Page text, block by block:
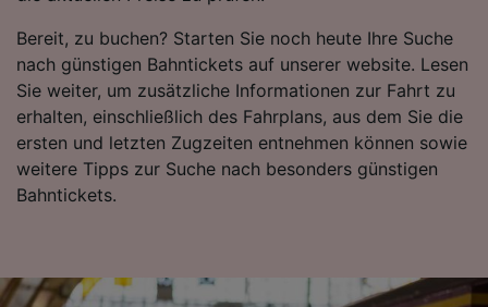
Bereit, zu buchen? Starten Sie noch heute Ihre Suche
nach günstigen Bahntickets auf unserer website. Lesen
Sie weiter, um zusätzliche Informationen zur Fahrt zu
erhalten, einschließlich des Fahrplans, aus dem Sie die
ersten und letzten Zugzeiten entnehmen können sowie
weitere Tipps zur Suche nach besonders günstigen
Bahntickets.
Surfverhalten nicht zu verfolgen.
Wir und unsere Partner verarbeiten Daten, um
Folgendes bereitzustellen:
Verwendung genauer Standortdaten.
Endgeräteeigenschaften zur Identifikation
aktiv abfragen. Speichern von oder Zugriff auf
Informationen auf einem Endgerät.
Personalisierte Werbung und Inhalte, Messung
Entwicklung und Verbesserung von
Angeboten.